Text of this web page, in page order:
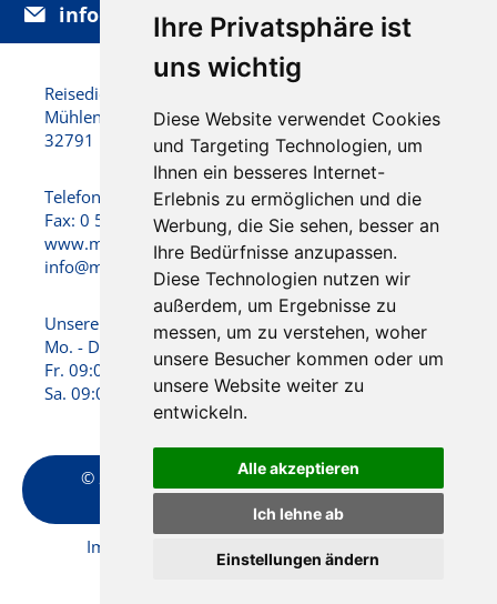
Ihre Privatsphäre ist
uns wichtig
Diese Website verwendet Cookies
und Targeting Technologien, um
Ihnen ein besseres Internet-
Erlebnis zu ermöglichen und die
Werbung, die Sie sehen, besser an
Ihre Bedürfnisse anzupassen.
Diese Technologien nutzen wir
außerdem, um Ergebnisse zu
messen, um zu verstehen, woher
unsere Besucher kommen oder um
unsere Website weiter zu
entwickeln.
Alle akzeptieren
Ich lehne ab
Einstellungen ändern
info@motzek-reisen.de
Reisedienst Motzek GmbH & Co. KG
Mühlenstraße 22
32791 Lage
Telefon: 0 52 32 / 92 25 - 0
Fax: 0 52 32 / 92 25 -25
www.motzek-reisen.de
info@motzek-reisen.de
Unsere Öffnungszeiten:
Mo. - Do. 09:00 - 17:00 Uhr
Fr. 09:00 - 15:00 Uhr
Sa. 09:00 - 13:00 Uhr
© 2026 Reisedienst Motzek GmbH & Co. KG
Impressum
Cookie-Einstellungen